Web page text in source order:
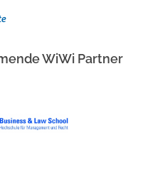
WiWi Partner